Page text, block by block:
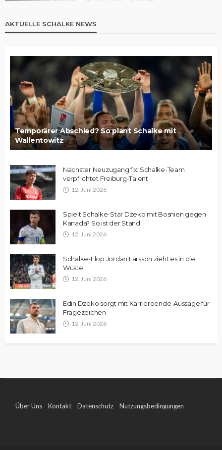
AKTUELLE SCHALKE NEWS
Temporärer Abschied? So plant Schalke mit
Wallentowitz
Nächster Neuzugang fix: Schalke-Team
verpflichtet Freiburg-Talent
12. Juni 2026
Spielt Schalke-Star Dzeko mit Bosnien gegen
Kanada? So ist der Stand
12. Juni 2026
Schalke-Flop Jordan Larsson zieht es in die
Wüste
12. Juni 2026
Edin Dzeko sorgt mit Karriereende-Aussage für
Fragezeichen
12. Juni 2026
Über Uns Kontakt Datenschutz Nutzungsbedingungen